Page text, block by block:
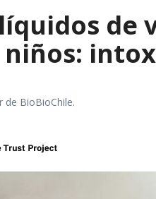
de BioBioChile.